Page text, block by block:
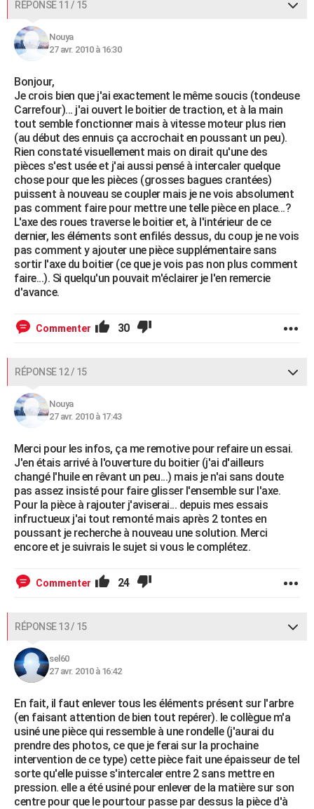
RÉPONSE 11 / 15
Nouya
27 avr. 2010 à 16:30
Bonjour,
Je crois bien que j'ai exactement le même soucis (tondeuse
Carrefour)... j'ai ouvert le boitier de traction, et à la main
tout semble fonctionner mais à vitesse moteur plus rien
(au début des ennuis ça accrochait en poussant un peu).
Rien constaté visuellement mais on dirait qu'une des
pièces s'est usée et j'ai aussi pensé à intercaler quelque
chose pour que les pièces (grosses bagues crantées)
puissent à nouveau se coupler mais je ne vois absolument
pas comment faire pour mettre une telle pièce en place...?
L'axe des roues traverse le boitier et, à l'intérieur de ce
dernier, les éléments sont enfilés dessus, du coup je ne vois
pas comment y ajouter une pièce supplémentaire sans
sortir l'axe du boitier (ce que je vois pas non plus comment
faire...). Si quelqu'un pouvait m'éclairer je l'en remercie
d'avance.
Commenter 30
RÉPONSE 12 / 15
Nouya
27 avr. 2010 à 17:43
Merci pour les infos, ça me remotive pour refaire un essai.
J'en étais arrivé à l'ouverture du boitier (j'ai d'ailleurs
changé l'huile en rêvant un peu...) mais je n'ai sans doute
pas assez insisté pour faire glisser l'ensemble sur l'axe.
Pour la pièce à rajouter j'aviserai... depuis mes essais
infructueux j'ai tout remonté mais après 2 tontes en
poussant je recherche à nouveau une solution. Merci
encore et je suivrais le sujet si vous le complétez.
Commenter 24
RÉPONSE 13 / 15
sel60
27 avr. 2010 à 16:42
En fait, il faut enlever tous les éléments présent sur l'arbre
(en faisant attention de bien tout repérer). le collègue m'a
usiné une pièce qui ressemble à une rondelle (j'aurai du
prendre des photos, ce que je ferai sur la prochaine
intervention de ce type) cette pièce fait une épaisseur de tel
sorte qu'elle puisse s'intercaler entre 2 sans mettre en
pression. elle a été usiné pour enlever de la matière sur son
centre pour que le pourtour passe par dessus la pièce d'à